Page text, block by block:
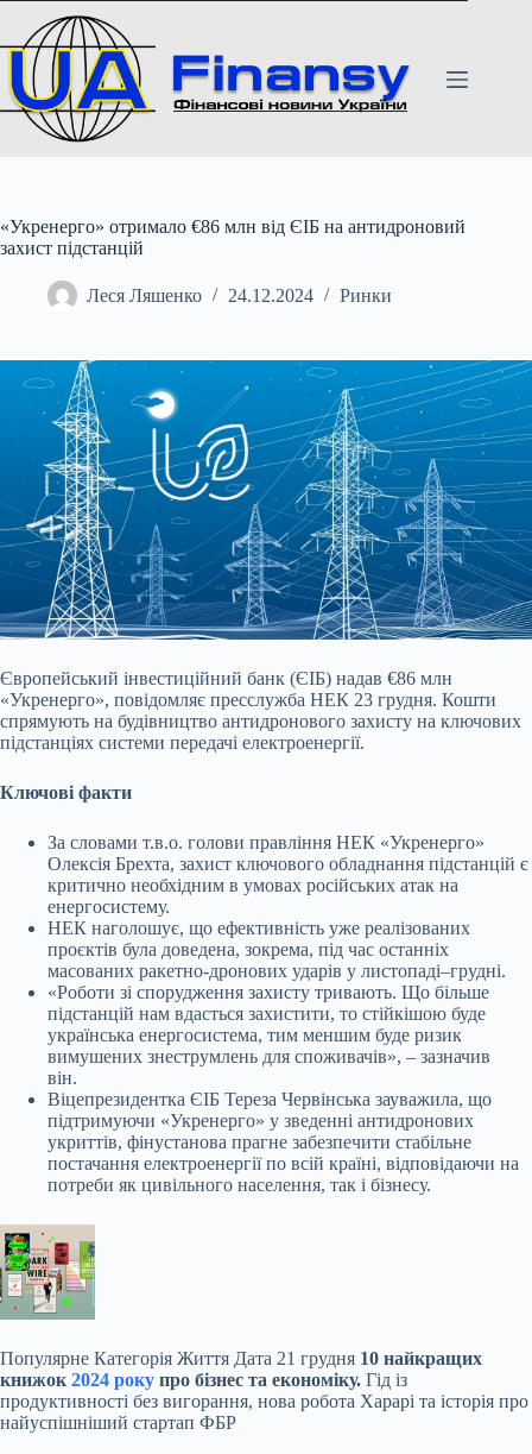
вмісту
«Укренерго» отримало €86 млн від ЄІБ на антидроновий
захист підстанцій
Леся Ляшенко 24.12.2024 Ринки
Європейський інвестиційний банк (ЄІБ) надав €86 млн
«Укренерго», повідомляє пресслужба НЕК 23 грудня. Кошти
спрямують на будівництво антидронового захисту на ключових
підстанціях системи передачі електроенергії.
Ключові факти
За словами т.в.о. голови правління НЕК «Укренерго»
Олексія Брехта, захист ключового обладнання підстанцій є
критично необхідним в умовах російських атак на
енергосистему.
НЕК наголошує, що ефективність уже реалізованих
проєктів була доведена, зокрема, під час останніх
масованих ракетно-дронових ударів у листопаді–грудні.
«Роботи зі спорудження захисту тривають. Що більше
підстанцій нам вдасться захистити, то стійкішою буде
українська енергосистема, тим меншим буде ризик
вимушених знеструмлень для споживачів», – зазначив
він.
Віцепрезидентка ЄІБ Тереза Червінська зауважила, що
підтримуючи «Укренерго» у зведенні антидронових
укриттів, фінустанова прагне забезпечити стабільне
постачання електроенергії по всій країні, відповідаючи на
потреби як цивільного населення, так і бізнесу.
Популярне Категорія Життя Дата 21 грудня 10 найкращих
книжок 2024 року про бізнес та економіку. Гід із
продуктивності без вигорання, нова робота Харарі та історія про
найуспішніший стартап ФБР